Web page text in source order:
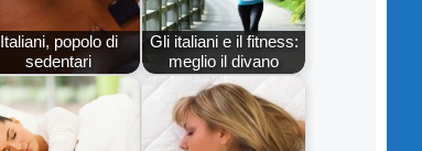
Italiani, popolo di
sedentari
Gli italiani e il fitness:
meglio il divano